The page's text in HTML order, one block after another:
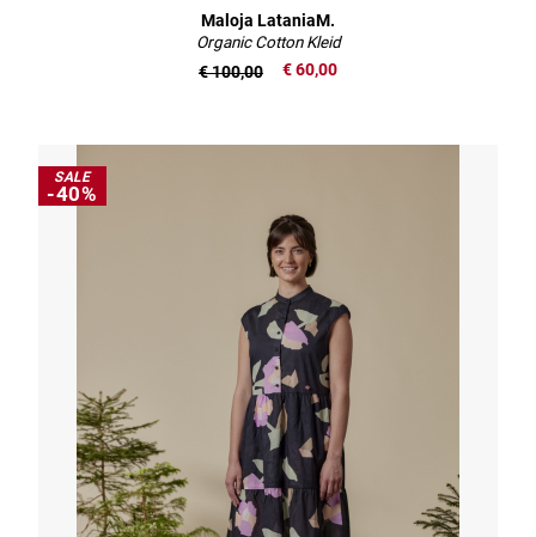
Maloja LataniaM.
Organic Cotton Kleid
€ 60,00
€ 100,00
SALE
-40%